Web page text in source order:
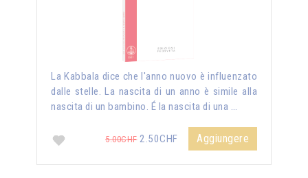
La Kabbala dice che l'anno nuovo è influenzato
dalle stelle. La nascita di un anno è simile alla
nascita di un bambino. É la nascita di una …
5.00CHF2.50CHF Aggiungere